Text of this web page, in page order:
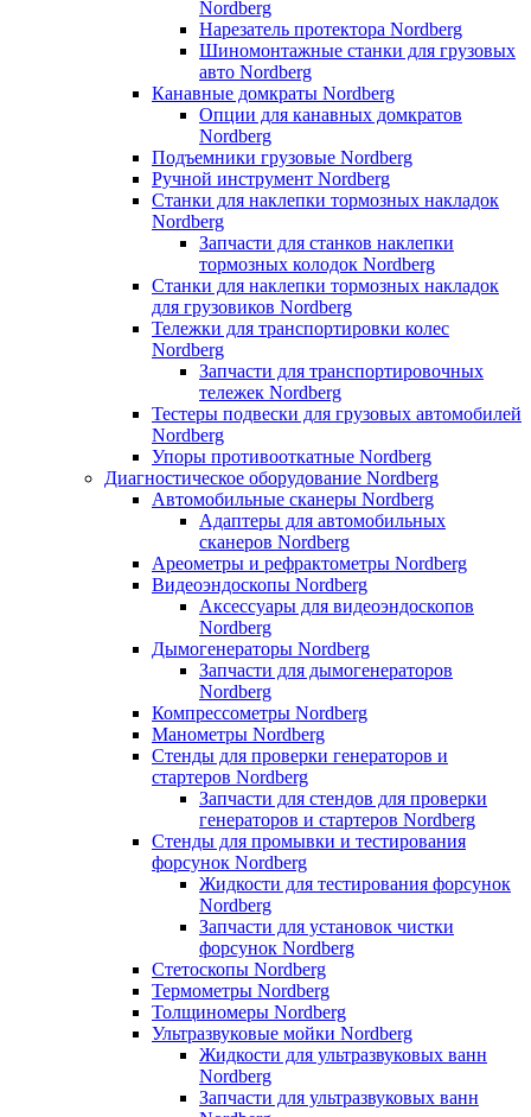
Nordberg
Нарезатель протектора Nordberg
Шиномонтажные станки для грузовых
авто Nordberg
Канавные домкраты Nordberg
Опции для канавных домкратов
Nordberg
Подъемники грузовые Nordberg
Ручной инструмент Nordberg
Станки для наклепки тормозных накладок
Nordberg
Запчасти для станков наклепки
тормозных колодок Nordberg
Станки для наклепки тормозных накладок
для грузовиков Nordberg
Тележки для транспортировки колес
Nordberg
Запчасти для транспортировочных
тележек Nordberg
Тестеры подвески для грузовых автомобилей
Nordberg
Упоры противооткатные Nordberg
Диагностическое оборудование Nordberg
Автомобильные сканеры Nordberg
Адаптеры для автомобильных
сканеров Nordberg
Ареометры и рефрактометры Nordberg
Видеоэндоскопы Nordberg
Аксессуары для видеоэндоскопов
Nordberg
Дымогенераторы Nordberg
Запчасти для дымогенераторов
Nordberg
Компрессометры Nordberg
Манометры Nordberg
Стенды для проверки генераторов и
стартеров Nordberg
Запчасти для стендов для проверки
генераторов и стартеров Nordberg
Стенды для промывки и тестирования
форсунок Nordberg
Жидкости для тестирования форсунок
Nordberg
Запчасти для установок чистки
форсунок Nordberg
Стетоскопы Nordberg
Термометры Nordberg
Толщиномеры Nordberg
Ультразвуковые мойки Nordberg
Жидкости для ультразвуковых ванн
Nordberg
Запчасти для ультразвуковых ванн